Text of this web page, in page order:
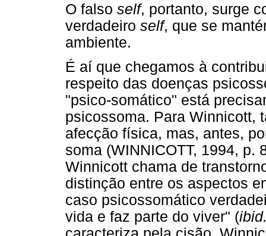
O falso self, portanto, surge
verdadeiro self, que se
ambiente.
É aí que chegamos à
respeito das doenças
"psico-somático" está
psicossoma. Para Winnicott,
afecção física, mas, antes,
soma (WINNICOTT, 1994, p.
Winnicott chama de
distinção entre os aspectos
caso psicossomático
vida e faz parte do viver" (